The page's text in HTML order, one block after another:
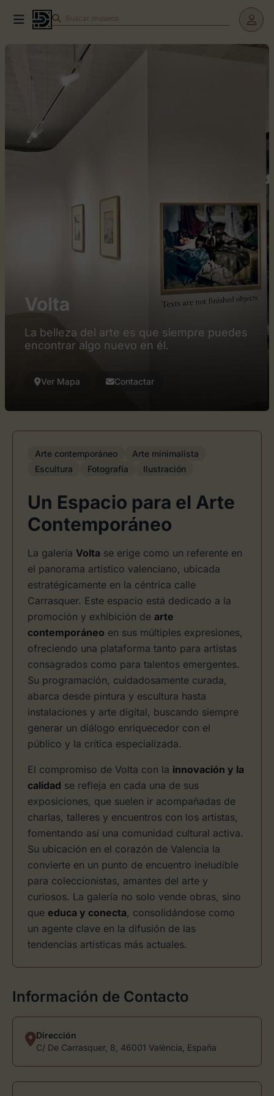
Buscar teatros
Volta
La belleza del arte es que siempre puedes
encontrar algo nuevo en él.
Ver Mapa Contactar
Arte contemporáneo
Arte minimalista
Escultura
Fotografía Ilustración
Un Espacio para el Arte
Contemporáneo
La galería Volta se erige como un referente en
el panorama artístico valenciano, ubicada
estratégicamente en la céntrica calle
Carrasquer. Este espacio está dedicado a la
promoción y exhibición de arte
contemporáneo en sus múltiples expresiones,
ofreciendo una plataforma tanto para artistas
consagrados como para talentos emergentes.
Su programación, cuidadosamente curada,
abarca desde pintura y escultura hasta
instalaciones y arte digital, buscando siempre
generar un diálogo enriquecedor con el
público y la crítica especializada.
El compromiso de Volta con la innovación y la
calidad se refleja en cada una de sus
exposiciones, que suelen ir acompañadas de
charlas, talleres y encuentros con los artistas,
fomentando así una comunidad cultural activa.
Su ubicación en el corazón de Valencia la
convierte en un punto de encuentro ineludible
para coleccionistas, amantes del arte y
curiosos. La galería no solo vende obras, sino
que educa y conecta, consolidándose como
un agente clave en la difusión de las
tendencias artísticas más actuales.
Información de Contacto
Dirección
C/ De Carrasquer, 8, 46001 València, España